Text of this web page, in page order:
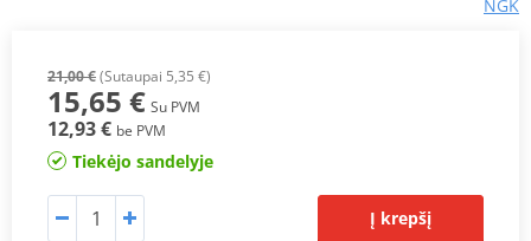
NGK
21,00 €(Sutaupai 5,35 €)
15,65 € Su PVM
12,93 € be PVM
Tiekėjo sandelyje
Į krepšį